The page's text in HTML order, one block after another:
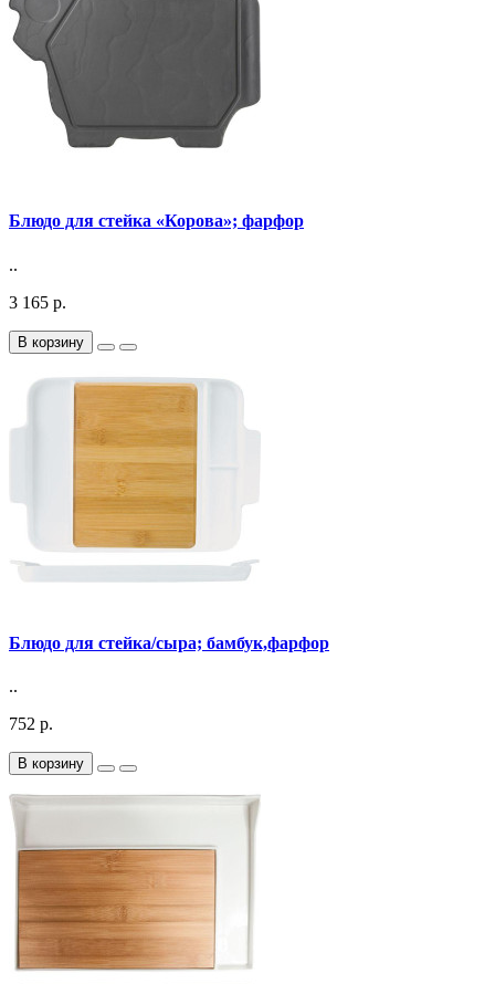
Блюдо для стейка «Корова»; фарфор
..
3 165 р.
В корзину
Блюдо для стейка/сыра; бамбук,фарфор
..
752 р.
В корзину